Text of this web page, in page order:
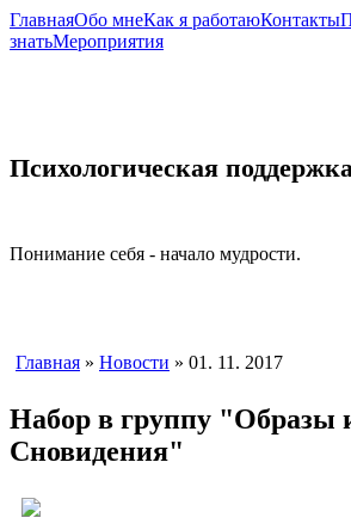
ГлавнаяОбо мнеКак я работаюКонтакты
знатьМероприятия
Психологическая
Понимание себя - начало мудрости.
Главная » Новости » 01. 11. 2017
Набор в группу "Образы
Сновидения"